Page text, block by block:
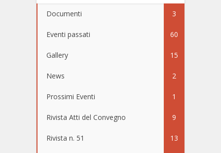
Documenti 3
Eventi passati 60
Gallery 15
News 2
Prossimi Eventi 1
Rivista Atti del Convegno 9
Rivista n. 51 13